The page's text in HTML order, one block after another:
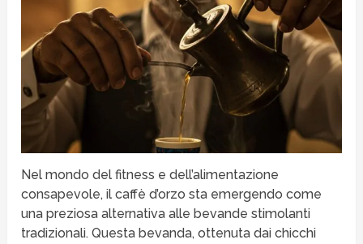
Nel mondo del fitness e dell’alimentazione
consapevole, il caffè d’orzo sta emergendo come
una preziosa alternativa alle bevande stimolanti
tradizionali. Questa bevanda, ottenuta dai chicchi